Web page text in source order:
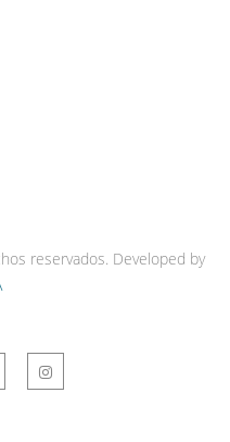
reservados. Developed by